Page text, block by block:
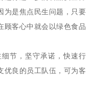
为是焦点民生问题，只要
顾客心中就会以绿色食品
节，坚守承诺，快速行
优良的员工队伍，可为客